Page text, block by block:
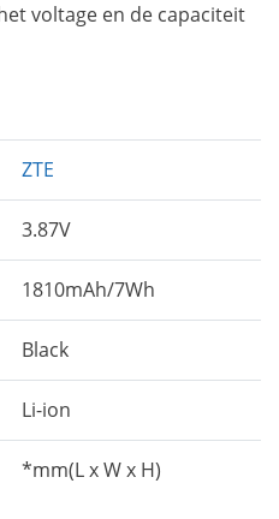
voltage en de capaciteit
ZTE
3.87V
1810mAh/7Wh
Black
Li-ion
*mm(L x W x H)